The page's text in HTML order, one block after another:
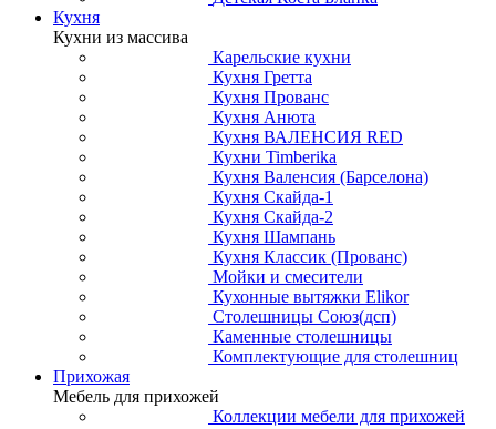
Кухня
Кухни из массива
Карельские кухни
Кухня Гретта
Кухня Прованс
Кухня Анюта
Кухня ВАЛЕНСИЯ RED
Кухни Timberika
Кухня Валенсия (Барселона)
Кухня Скайда-1
Кухня Скайда-2
Кухня Шампань
Кухня Классик (Прованс)
Мойки и смесители
Кухонные вытяжки Elikor
Столешницы Союз(дсп)
Каменные столешницы
Комплектующие для столешниц
Прихожая
Мебель для прихожей
Коллекции мебели для прихожей